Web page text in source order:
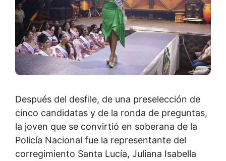
Después del desfile, de una preselección de
cinco candidatas y de la ronda de preguntas,
la joven que se convirtió en soberana de la
Policía Nacional fue la representante del
corregimiento Santa Lucía, Juliana Isabella